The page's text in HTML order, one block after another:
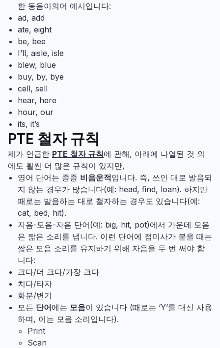
한 동음이의어 예시입니다:
ad, add
ate, eight
be, bee
I’ll, aisle, isle
blew, blue
buy, by, bye
cell, sell
hear, here
hour, our
its, it’s
PTE 철자 규칙
제가 언급한 PTE 철자 규칙에 관해, 아래에 나열된 것 외
에도 훨씬 더 많은 규칙이 있지만,
영어 단어는 종종 비음운적입니다. 즉, 쓰인 대로 발음되
지 않는 경우가 많습니다(예: head, find, loan). 하지만
때로는 발음하는 대로 철자하는 경우도 있습니다(예:
cat, bed, hit).
자음-모음-자음 단어(예: big, hit, pot)에서 가운데 모음
은 짧은 소리를 냅니다. 이런 단어에 접미사가 붙을 때는
짧은 모음 소리를 유지하기 위해 자음을 두 번 써야 합
니다:
크다/더 크다/가장 크다
치다/타자
화분/변기
모든 단어에는 모음이 있습니다 (때로는 ‘Y’를 대신 사용
하며, 이는 모음 소리입니다).
Print
Scan